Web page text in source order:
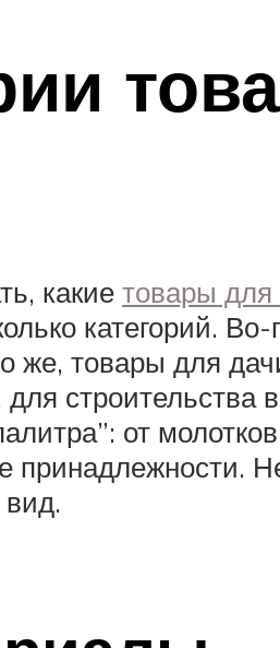
какие товары для
категорий.
товары для
строительства
от